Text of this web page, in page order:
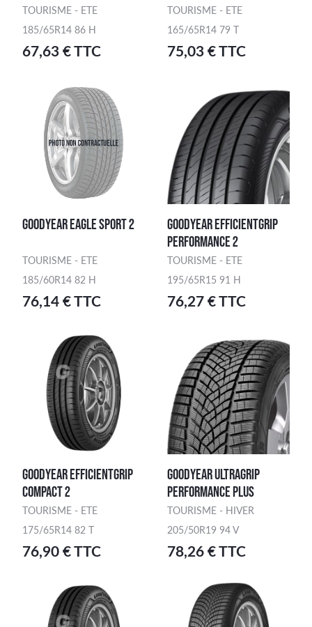
TOURISME - ETE
185/65R14 86 H
67,63 € TTC
TOURISME - ETE
165/65R14 79 T
75,03 € TTC
GOODYEAR EAGLE SPORT 2
TOURISME - ETE
185/60R14 82 H
76,14 € TTC
GOODYEAR EFFICIENTGRIP
PERFORMANCE 2
TOURISME - ETE
195/65R15 91 H
76,27 € TTC
GOODYEAR EFFICIENTGRIP
COMPACT 2
TOURISME - ETE
175/65R14 82 T
76,90 € TTC
GOODYEAR ULTRAGRIP
PERFORMANCE PLUS
TOURISME - HIVER
205/50R19 94 V
78,26 € TTC